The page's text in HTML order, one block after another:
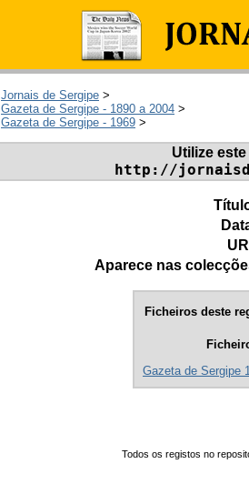
Jornais de Sergipe >
Gazeta de Sergipe - 1890 a 2004 >
Gazeta de Sergipe - 1969 >
Utilize
http://
Aparece nas
Ficheiros deste
Gazeta de Sergipe
Todos os registos no